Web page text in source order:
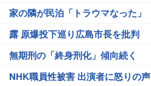
家の隣が民泊「トラウマなった」
露 原爆投下巡り広島市長を批判
無期刑の「終身刑化」傾向続く
NHK職員性被害 出演者に怒りの声